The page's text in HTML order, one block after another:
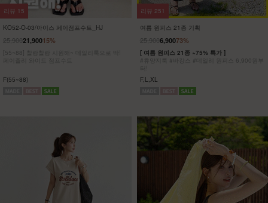
KO32-T-01/파리 호일프린팅 반팔티
75%
23,9005,900
[ 한정수량 특가 ]
[55~120] 유니크한 골드 프린팅!! 반팔티/박시
F(55~77),L(88~100),XL(110~120)
리뷰 8
KO62-T-20/위겟 박스반팔티_DY
19,900
[55-100] 가볍고 시원한 원단은 물론
피부에 달라붙지 않아 하루종일 쾌적해!
F,L
리뷰 5